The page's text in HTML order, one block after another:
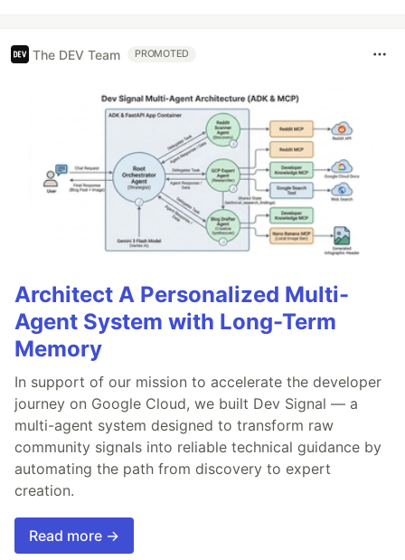
The DEV Team PROMOTED
Architect A Personalized Multi-
Agent System with Long-Term
Memory
In support of our mission to accelerate the developer
journey on Google Cloud, we built Dev Signal — a
multi-agent system designed to transform raw
community signals into reliable technical guidance by
automating the path from discovery to expert
creation.
Read more →